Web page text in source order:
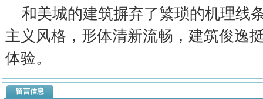
和美城的建筑摒弃了繁琐的机理线
主义风格，形体清新流畅，建筑俊逸
体验。
留言信息